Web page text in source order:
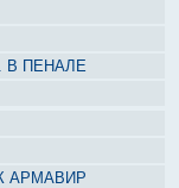
В ПЕНАЛЕ
АРМАВИР